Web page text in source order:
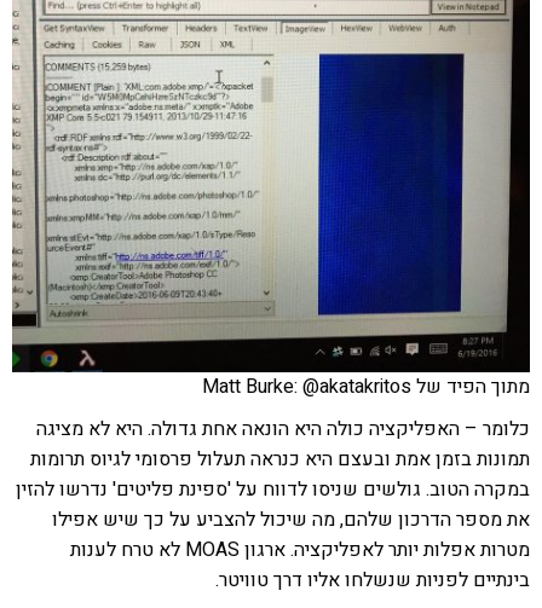
מתוך הפיד של Matt Burke: @akatakritos
כלומר – האפליקציה כולה היא הונאה אחת גדולה. היא לא מציגה
תמונות בזמן אמת ובעצם היא כנראה תעלול פרסומי לגיוס תרומות
במקרה הטוב. גולשים שניסו לדווח על 'ספינת פליטים' נדרשו להזין
את מספר הדרכון שלהם, מה שיכול להצביע על כך שיש אפילו
מטרות אפלות יותר לאפליקציה. ארגון MOAS לא טרח לענות
בינתיים לפניות שנשלחו אליו דרך טוויטר.